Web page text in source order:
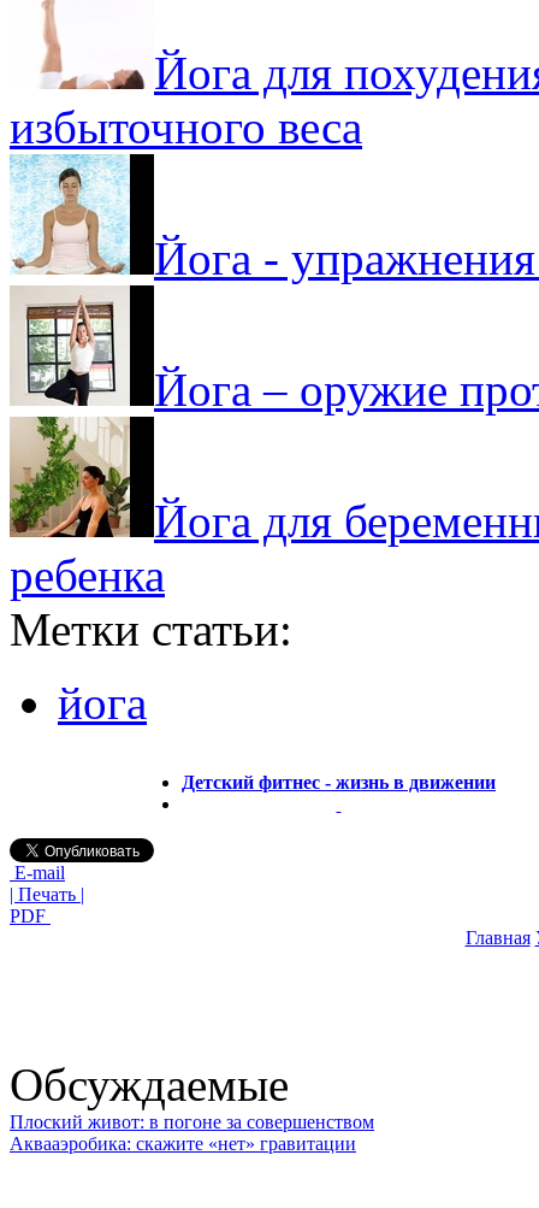
Йога для
избыточного веса
Йога -
Йога – оружие
Йога для
ребенка
Метки статьи:
йога
Детский фитнес - жизнь в движении
E-mail
| Печать |
PDF
Главная
Обсуждаемые
Плоский живот: в погоне за совершенством
Аквааэробика: скажите «нет» гравитации